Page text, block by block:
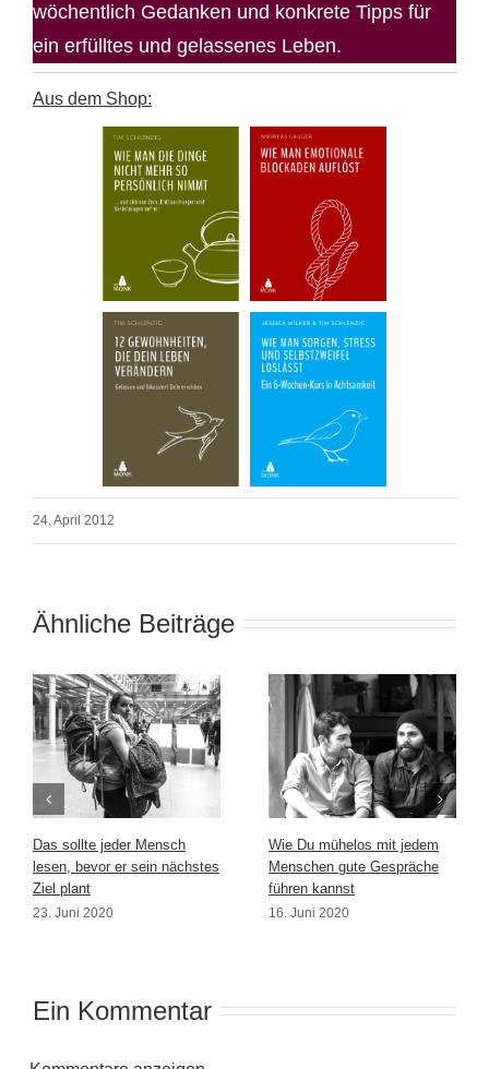
wöchentlich Gedanken und konkrete Tipps für
ein erfülltes und gelassenes Leben.
Aus dem Shop:
24. April 2012
Ähnliche Beiträge
Das sollte jeder Mensch
lesen, bevor er sein nächstes
Ziel plant
23. Juni 2020
Wie Du mühelos mit jedem
Menschen gute Gespräche
führen kannst
16. Juni 2020
Ein Kommentar